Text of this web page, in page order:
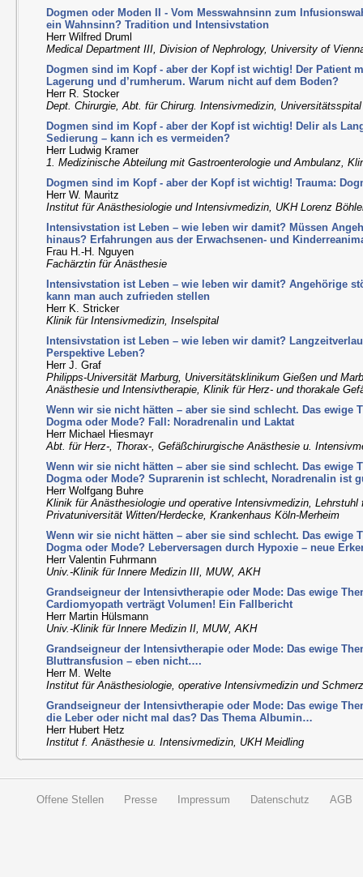
Dogmen oder Moden II - Vom Messwahnsinn zum
ein Wahnsinn? Tradition und Intensivstation
Herr Wilfred Druml
Medical Department III, Division of Nephrology, University of
Dogmen sind im Kopf - aber der Kopf ist wichtig! Der Patient
Lagerung und d’rumherum. Warum nicht auf dem Boden?
Herr R. Stocker
Dept. Chirurgie, Abt. für Chirurg. Intensivmedizin, Universitätsspital
Dogmen sind im Kopf - aber der Kopf ist wichtig! Delir als
Sedierung – kann ich es vermeiden?
Herr Ludwig Kramer
1. Medizinische Abteilung mit Gastroenterologie und Ambulanz,
Dogmen sind im Kopf - aber der Kopf ist wichtig! Trauma:
Herr W. Mauritz
Institut für Anästhesiologie und Intensivmedizin, UKH Lorenz
Intensivstation ist Leben – wie leben wir damit? Müssen
hinaus? Erfahrungen aus der Erwachsenen- und
Frau H.-H. Nguyen
Fachärztin für Anästhesie
Intensivstation ist Leben – wie leben wir damit? Angehörige
kann man auch zufrieden stellen
Herr K. Stricker
Klinik für Intensivmedizin, Inselspital
Intensivstation ist Leben – wie leben wir damit?
Perspektive Leben?
Herr J. Graf
Philipps-Universität Marburg, Universitätsklinikum Gießen und
Anästhesie und Intensivtherapie, Klinik für Herz- und thorakale
Wenn wir sie nicht hätten – aber sie sind schlecht. Das ewige
Dogma oder Mode? Fall: Noradrenalin und Laktat
Herr Michael Hiesmayr
Abt. für Herz-, Thorax-, Gefäßchirurgische Anästhesie u.
Wenn wir sie nicht hätten – aber sie sind schlecht. Das ewige
Dogma oder Mode? Suprarenin ist schlecht, Noradrenalin ist
Herr Wolfgang Buhre
Klinik für Anästhesiologie und operative Intensivmedizin,
Privatuniversität Witten/Herdecke, Krankenhaus Köln-Merheim
Wenn wir sie nicht hätten – aber sie sind schlecht. Das ewige
Dogma oder Mode? Leberversagen durch Hypoxie – neue
Herr Valentin Fuhrmann
Univ.-Klinik für Innere Medizin III, MUW, AKH
Grandseigneur der Intensivtherapie oder Mode: Das ewige
Cardiomyopath verträgt Volumen! Ein Fallbericht
Herr Martin Hülsmann
Univ.-Klinik für Innere Medizin II, MUW, AKH
Grandseigneur der Intensivtherapie oder Mode: Das ewige
Bluttransfusion – eben nicht….
Herr M. Welte
Institut für Anästhesiologie, operative Intensivmedizin und
Grandseigneur der Intensivtherapie oder Mode: Das ewige
die Leber oder nicht mal das? Das Thema Albumin…
Herr Hubert Hetz
Institut f. Anästhesie u. Intensivmedizin, UKH Meidling
Offene Stellen Presse Impressum Datenschutz AGB